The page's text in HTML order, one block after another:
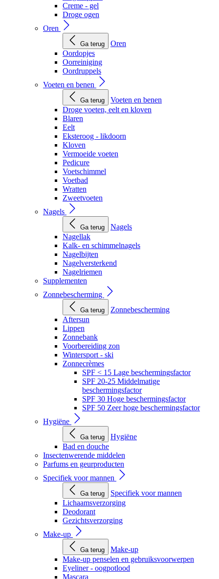
Creme - gel
Droge ogen
Oren
Ga terug
Oren
Oordopjes
Oorreiniging
Oordruppels
Voeten en benen
Ga terug
Voeten en benen
Droge voeten, eelt en kloven
Blaren
Eelt
Eksteroog - likdoorn
Kloven
Vermoeide voeten
Pedicure
Voetschimmel
Voetbad
Wratten
Zweetvoeten
Nagels
Ga terug
Nagels
Nagellak
Kalk- en schimmelnagels
Nagelbijten
Nagelversterkend
Nagelriemen
Supplementen
Zonnebescherming
Ga terug
Zonnebescherming
Aftersun
Lippen
Zonnebank
Voorbereiding zon
Wintersport - ski
Zonnecrèmes
SPF < 15 Lage beschermingsfactor
SPF 20-25 Middelmatige
beschermingsfactor
SPF 30 Hoge beschermingsfactor
SPF 50 Zeer hoge beschermingsfactor
Hygiëne
Ga terug
Hygiëne
Bad en douche
Insectenwerende middelen
Parfums en geurproducten
Specifiek voor mannen
Ga terug
Specifiek voor mannen
Lichaamsverzorging
Deodorant
Gezichtsverzorging
Make-up
Ga terug
Make-up
Make-up penselen en gebruiksvoorwerpen
Eyeliner - oogpotlood
Mascara